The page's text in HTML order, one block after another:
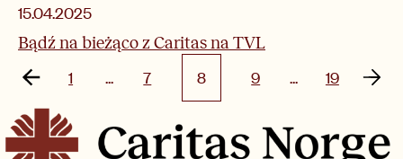
15.04.2025
Bądź na bieżąco z Caritas na TVL
1 ... 7 8 9 ... 19